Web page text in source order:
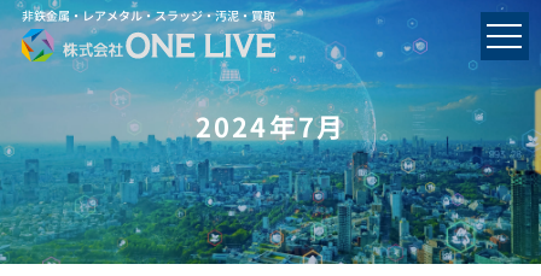
非鉄金属・レアメタル・スラッジ・汚泥・買取
2024年7月